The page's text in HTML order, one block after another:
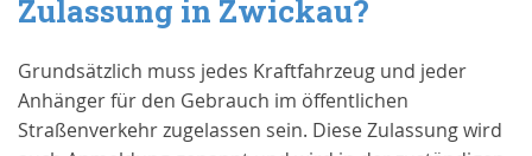
Zulassung in Zwickau?
Grundsätzlich muss jedes Kraftfahrzeug und jeder
Anhänger für den Gebrauch im öffentlichen
Straßenverkehr zugelassen sein. Diese Zulassung wird